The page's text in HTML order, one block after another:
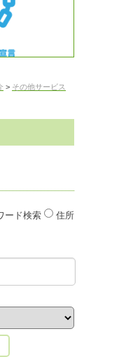
> その他サービス
ード検索
住所